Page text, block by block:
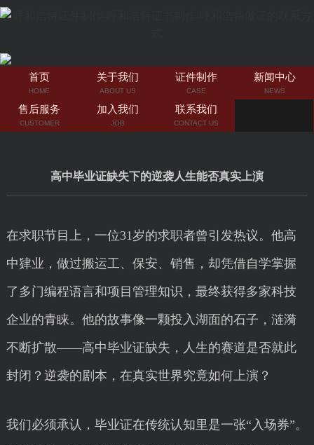
首页
HOME
关于我们
ABOUT US
证件制作
CASE
新闻中心
NEWS
售后服务
CUSTOMER
加入我们
JOB
联系我们
CONTACT US
高中毕业证缺失下的逆袭人生能否真实上演
在求职节目上，一位31岁的求职者曾引发热议。他高
中肄业，做过搬运工、保安、销售，却凭借自学掌握
了多门编程语言和项目管理知识，最终获得多家科技
企业的青睐。他的故事像一颗投入湖面的石子，涟漪
不断扩散——高中毕业证缺失，人生的赛道是否就此
封闭？逆袭的剧本，在真实世界究竟如何上演？
我们必须承认，毕业证在传统认知里是一张“入场券”。